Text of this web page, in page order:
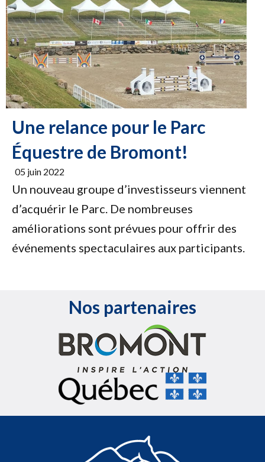
Une relance pour le Parc
Équestre de Bromont!
05 juin 2022
Un nouveau groupe d’investisseurs viennent
d’acquérir le Parc. De nombreuses
améliorations sont prévues pour offrir des
événements spectaculaires aux participants.
Nos partenaires